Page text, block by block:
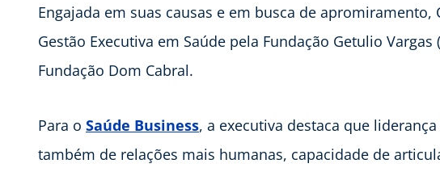
Engajada em suas causas e em busca de
Gestão Executiva em Saúde pela Fundação Getulio Vargas
Fundação Dom Cabral.
Para o Saúde Business, a executiva destaca que
também de relações mais humanas, capacidade de